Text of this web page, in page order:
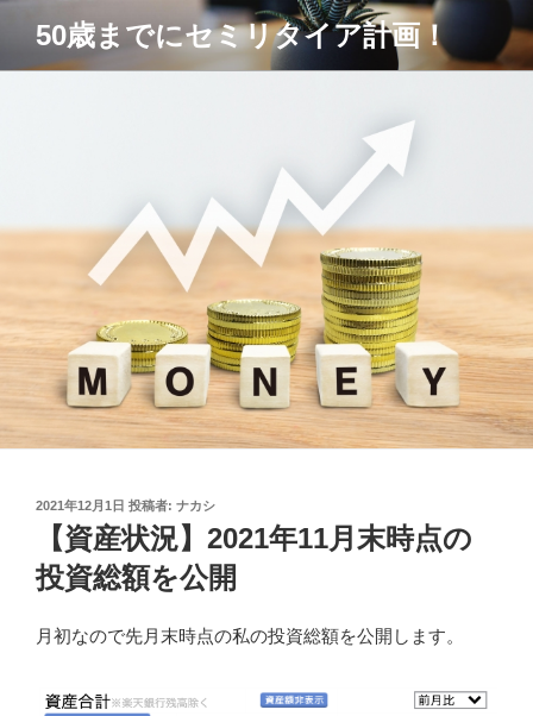
テ
50歳までにセミリタイア計画！
投
2021年12月1日 投稿者: ナカシ
【資産状況】2021年11月末時点の
投資総額を公開
月初なので先月末時点の私の投資総額を公開します。